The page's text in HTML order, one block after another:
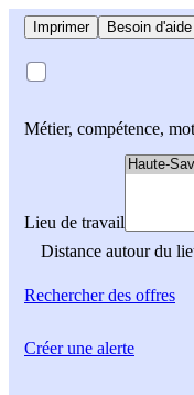
Imprimer Besoin
Métier, compétence,
Lieu de travail
Distance autour du
Rechercherdes offres
Créer une alerte